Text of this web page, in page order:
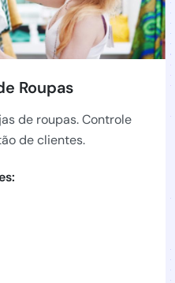
Roupas
de roupas. Controle
de clientes.